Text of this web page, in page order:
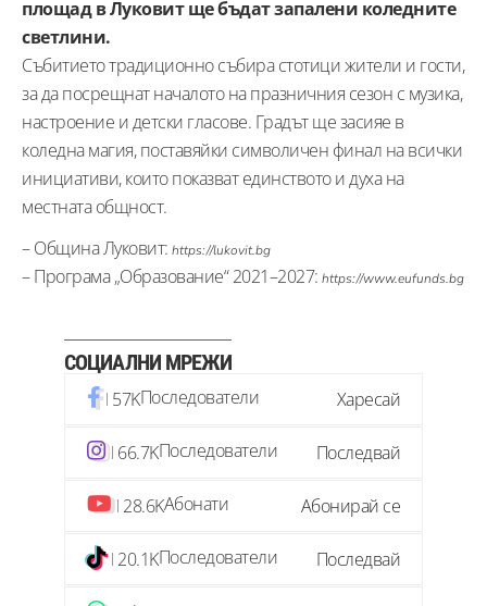
площад в Луковит ще бъдат запалени коледните
светлини.
Събитието традиционно събира стотици жители и гости,
за да посрещнат началото на празничния сезон с музика,
настроение и детски гласове. Градът ще засияе в
коледна магия, поставяйки символичен финал на всички
инициативи, които показват единството и духа на
местната общност.
– Община Луковит: https://lukovit.bg
– Програма „Образование“ 2021–2027: https://www.eufunds.bg
СОЦИАЛНИ МРЕЖИ
57KПоследователи Харесай
66.7KПоследователи Последвай
28.6KАбонати Абонирай се
20.1KПоследователи Последвай